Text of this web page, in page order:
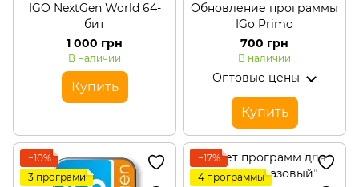
IGO NextGen World 64-
бит
1 000 грн
В наличии
Купить
Обновление программы
IGo Primo
700 грн
В наличии
Оптовые цены
Купить
−10%
3 програми
−17%
4 программы